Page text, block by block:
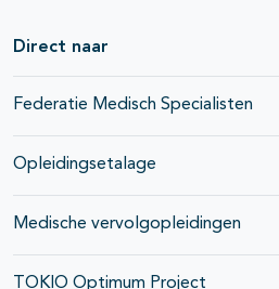
Direct naar
Federatie Medisch Specialisten
Opleidingsetalage
Medische vervolgopleidingen
TOKIO Optimum Project